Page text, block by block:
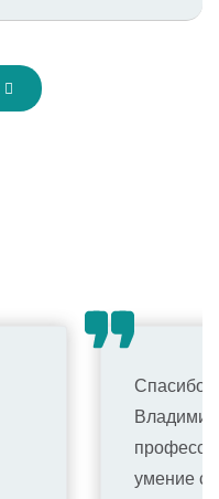
Спасибо
умение